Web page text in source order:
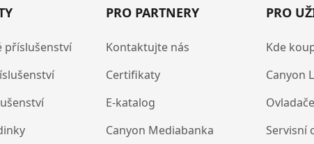
příslušenství
PRO PARTNERY
Kontaktujte nás
Certifikaty
E-katalog
Canyon Mediabanka
PRO
Kde
Canyon
Servisní